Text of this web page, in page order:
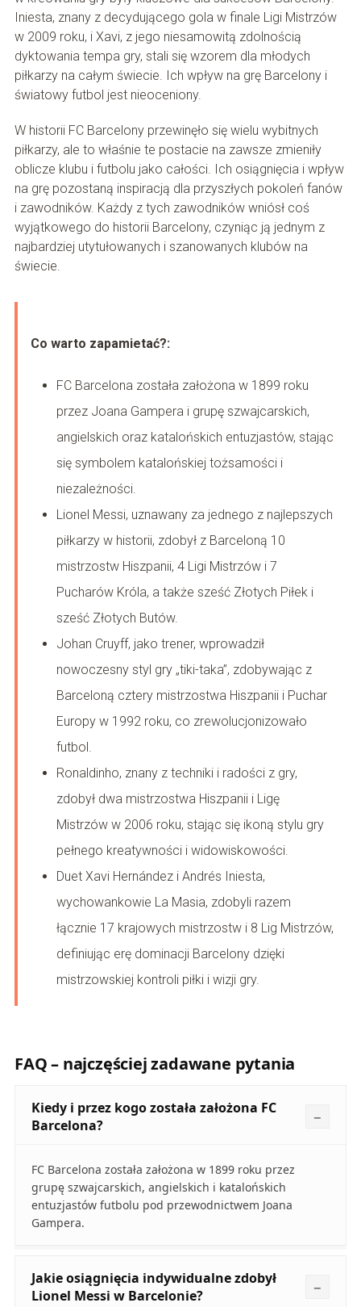
Iniesta, znany z decydującego gola w finale Ligi Mistrzów
w 2009 roku, i Xavi, z jego niesamowitą zdolnością
dyktowania tempa gry, stali się wzorem dla młodych
piłkarzy na całym świecie. Ich wpływ na grę Barcelony i
światowy futbol jest nieoceniony.
W historii FC Barcelony przewinęło się wielu wybitnych
piłkarzy, ale to właśnie te postacie na zawsze zmieniły
oblicze klubu i futbolu jako całości. Ich osiągnięcia i wpływ
na grę pozostaną inspiracją dla przyszłych pokoleń fanów
i zawodników. Każdy z tych zawodników wniósł coś
wyjątkowego do historii Barcelony, czyniąc ją jednym z
najbardziej utytułowanych i szanowanych klubów na
świecie.
Co warto zapamietać?:
FC Barcelona została założona w 1899 roku
przez Joana Gampera i grupę szwajcarskich,
angielskich oraz katalońskich entuzjastów, stając
się symbolem katalońskiej tożsamości i
niezależności.
Lionel Messi, uznawany za jednego z najlepszych
piłkarzy w historii, zdobył z Barceloną 10
mistrzostw Hiszpanii, 4 Ligi Mistrzów i 7
Pucharów Króla, a także sześć Złotych Piłek i
sześć Złotych Butów.
Johan Cruyff, jako trener, wprowadził
nowoczesny styl gry „tiki-taka”, zdobywając z
Barceloną cztery mistrzostwa Hiszpanii i Puchar
Europy w 1992 roku, co zrewolucjonizowało
futbol.
Ronaldinho, znany z techniki i radości z gry,
zdobył dwa mistrzostwa Hiszpanii i Ligę
Mistrzów w 2006 roku, stając się ikoną stylu gry
pełnego kreatywności i widowiskowości.
Duet Xavi Hernández i Andrés Iniesta,
wychowankowie La Masia, zdobyli razem
łącznie 17 krajowych mistrzostw i 8 Lig Mistrzów,
definiując erę dominacji Barcelony dzięki
mistrzowskiej kontroli piłki i wizji gry.
FAQ – najczęściej zadawane pytania
Kiedy i przez kogo została założona FC
Barcelona?
FC Barcelona została założona w 1899 roku przez
grupę szwajcarskich, angielskich i katalońskich
entuzjastów futbolu pod przewodnictwem Joana
Gampera.
Jakie osiągnięcia indywidualne zdobył
Lionel Messi w Barcelonie?